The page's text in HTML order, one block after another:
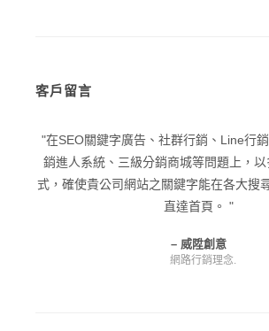
客戶留言
鍵字廣告、社群行銷、Line行銷、微信行銷、直
、三級分銷商城等問題上，以多元化的思考模
公司網站之關鍵字能在各大搜尋引擎名列前茅，